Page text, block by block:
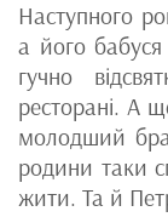
Наступного
а його бабуся
гучно
ресторані. А
молодший
родини таки
жити. Та й